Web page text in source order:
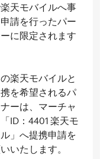
天モバイルへ事
請を行ったパー
ーに限定されます
楽天モバイルと
を希望されるパ
ーは、マーチャ
ID：4401 楽天モ
」へ提携申請を
いたします。